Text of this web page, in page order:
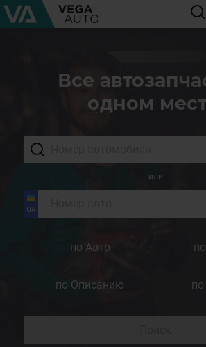
Все
одном
или
по Авто
по Описанию